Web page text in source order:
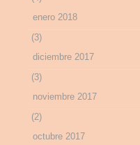
enero 2018
(3)
diciembre 2017
(3)
noviembre 2017
(2)
octubre 2017